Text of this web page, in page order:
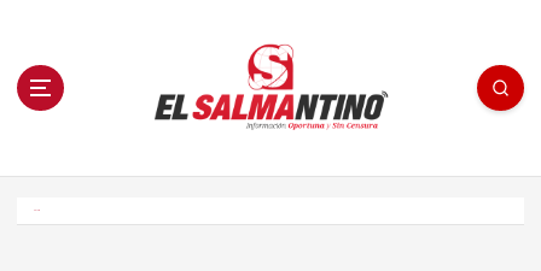
n El Salmantino - medios/noticias/editorial